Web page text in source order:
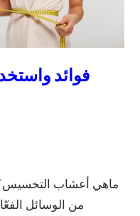
فوائد
ماهي أعشاب التخسيس؟
من الوسائل